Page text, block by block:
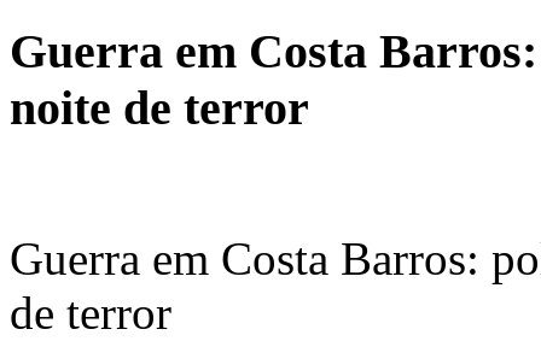
Guerra em Costa
noite de terror
Guerra em Costa Barros:
de terror